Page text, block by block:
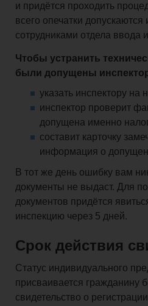
и придётся проходить
всего опечатки
сотрудниками отдела ввода
Чтобы устранить
были допущены
указать инспектору на
инспектор проверит
допущена именно
составит карточку
информация о
В тот же день ошибку вам
документы не выдаст. Для
документов придётся
инспекцию через 5 дней.
Срок действия
Статус индивидуального
присваивается гражданину
свидетельство о